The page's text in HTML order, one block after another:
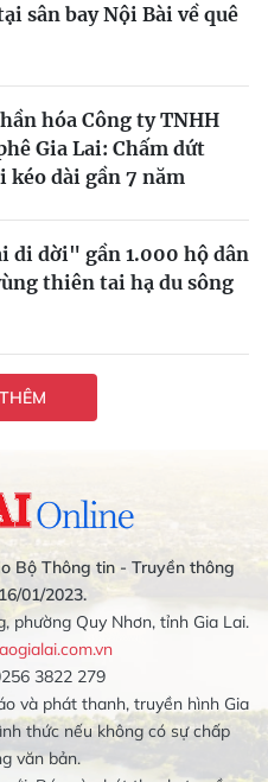
sân bay Nội Bài về quê
hóa Công ty TNHH
Gia Lai: Chấm dứt
kéo dài gần 7 năm
di dời" gần 1.000 hộ dân
thiên tai hạ du sông
Bộ Thông tin - Truyền thông
01/2023.
phường Quy Nhơn, tỉnh Gia Lai.
3822 279
và phát thanh, truyền hình Gia
thức nếu không có sự chấp
văn bản.